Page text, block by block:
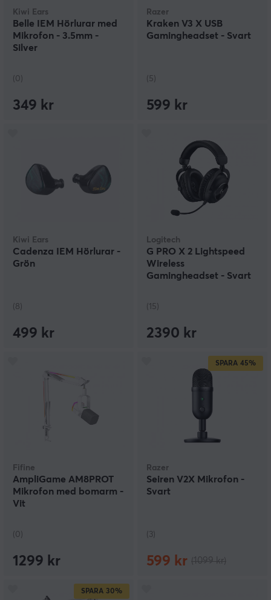
Kiwi Ears
Belle IEM Hörlurar med
Mikrofon - 3.5mm -
Silver
(0)
349 kr
Razer
Kraken V3 X USB
Gamingheadset - Svart
(5)
599 kr
Kiwi Ears
Cadenza IEM Hörlurar -
Grön
(8)
499 kr
Logitech
G PRO X 2 Lightspeed
Wireless
Gamingheadset - Svart
(15)
2390 kr
Fifine
AmpliGame AM8PROT
Mikrofon med bomarm -
Vit
(0)
1299 kr
SPARA 45%
Razer
Seiren V2X Mikrofon -
Svart
(3)
599 kr
SPARA 30%